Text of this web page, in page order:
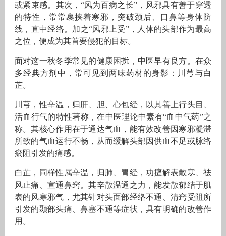
或紧束感。其次，“风为百病之长”，风邪具有善于穿透
的特性，常常裹挟着寒邪，突破颈后、口鼻等身体防
线，直中经络。加之“风邪上受”，人体的头部作为最高
之位，便成为其首要侵犯的目标。
面对这一秋冬季常见的健康困扰，中医早有良方。在众
多经典方剂中，常可见到两味药材的身影：川芎与白
芷。
川芎，性辛温，归肝、胆、心包经，以其善上行头目、
活血行气的特性著称，在中医理论中素有“血中气药”之
称。其核心作用在于通达气血，能有效改善因寒邪凝滞
所致的气血运行不畅，从而缓解头部因供血不足或脉络
瘀阻引发的痛感。
白芷，同样性属辛温，归肺、胃经，功擅解表散寒、祛
风止痛、宣通鼻窍。其辛散温通之力，能发散郁结于肌
表的风寒邪气，尤其针对头面部经络不通、清窍受阻所
引发的颞部头痛、鼻塞不通等症状，具有明确的改善作
用。